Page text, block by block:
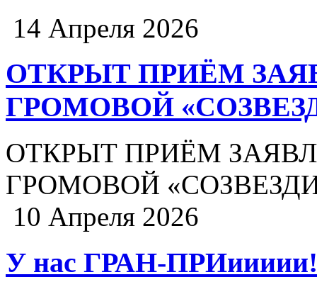
14 Апреля 2026
ОТКРЫТ ПРИЁМ
ГРОМОВОЙ
ОТКРЫТ ПРИЁМ
ГРОМОВОЙ
10 Апреля 2026
У нас ГРАН-